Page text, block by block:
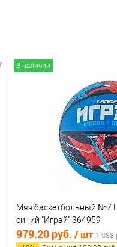
В наличии
Мяч баскетбольный №7
синий "Играй" 364959
979.20 руб. / шт 1 088